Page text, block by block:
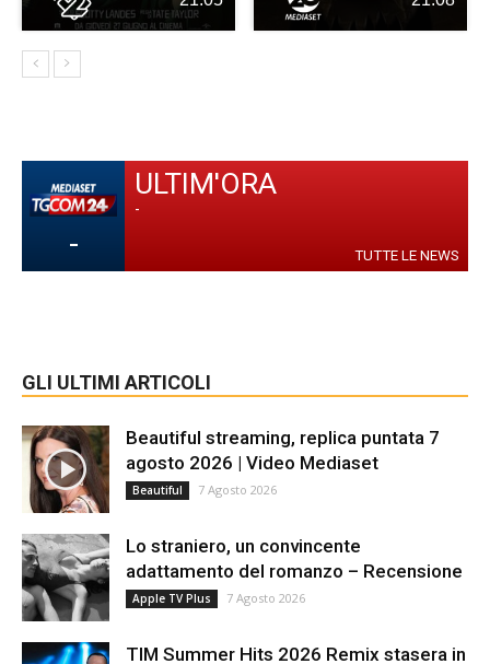
-
ULTIM'ORA
-
TUTTE LE NEWS
GLI ULTIMI ARTICOLI
Beautiful streaming, replica puntata 7
agosto 2026 | Video Mediaset
Beautiful 7 Agosto 2026
Lo straniero, un convincente
adattamento del romanzo – Recensione
Apple TV Plus 7 Agosto 2026
TIM Summer Hits 2026 Remix stasera in